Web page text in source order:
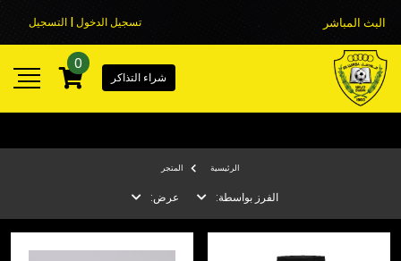
البث المباشر تسجيل الدخول | التسجيل
شراء التذاكر
0
الرئيسية المتجر
الفرز بواسطة: عرض: